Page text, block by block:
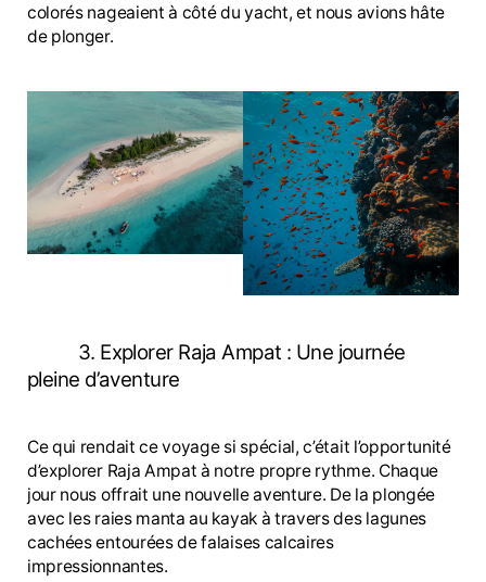
colorés nageaient à côté du yacht, et nous avions hâte
de plonger.
3. Explorer Raja Ampat : Une journée
pleine d’aventure
Ce qui rendait ce voyage si spécial, c’était l’opportunité
d’explorer Raja Ampat à notre propre rythme. Chaque
jour nous offrait une nouvelle aventure. De la plongée
avec les raies manta au kayak à travers des lagunes
cachées entourées de falaises calcaires
impressionnantes.